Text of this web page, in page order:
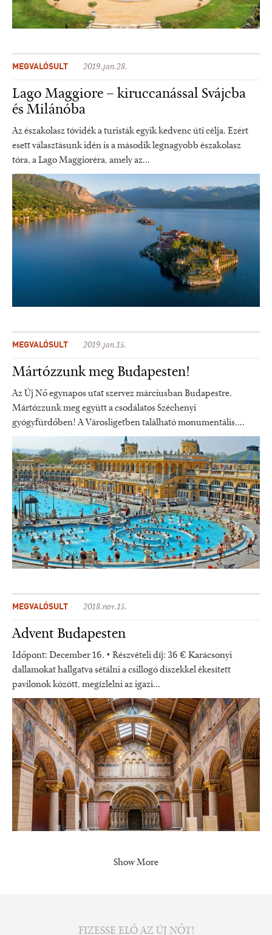
MEGVALÓSULT 2019.jan.28.
Lago Maggiore – kiruccanással Svájcba
és Milánóba
Az északolasz tóvidék a turisták egyik kedvenc úti célja. Ezért
esett választásunk idén is a második legnagyobb északolasz
tóra, a Lago Maggioréra, amely az...
MEGVALÓSULT 2019.jan.15.
Mártózzunk meg Budapesten!
Az Új Nő egynapos utat szervez márciusban Budapestre.
Mártózzunk meg együtt a csodálatos Széchenyi
gyógyfürdőben! A Városligetben található monumentális,...
MEGVALÓSULT 2018.nov.15.
Advent Budapesten
Időpont: December 16. • Részvételi díj: 36 € Karácsonyi
dallamokat hallgatva sétálni a csillogó díszekkel ékesített
pavilonok között, megízlelni az igazi...
Show More
FIZESSE ELŐ AZ ÚJ NŐT!